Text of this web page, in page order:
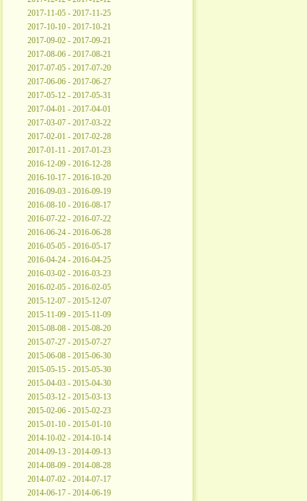
2017-11-05 - 2017-11-25
2017-10-10 - 2017-10-21
2017-09-02 - 2017-09-21
2017-08-06 - 2017-08-21
2017-07-05 - 2017-07-20
2017-06-06 - 2017-06-27
2017-05-12 - 2017-05-31
2017-04-01 - 2017-04-01
2017-03-07 - 2017-03-22
2017-02-01 - 2017-02-28
2017-01-11 - 2017-01-23
2016-12-09 - 2016-12-28
2016-10-17 - 2016-10-20
2016-09-03 - 2016-09-19
2016-08-10 - 2016-08-17
2016-07-22 - 2016-07-22
2016-06-24 - 2016-06-28
2016-05-05 - 2016-05-17
2016-04-24 - 2016-04-25
2016-03-02 - 2016-03-23
2016-02-05 - 2016-02-05
2015-12-07 - 2015-12-07
2015-11-09 - 2015-11-09
2015-08-08 - 2015-08-20
2015-07-27 - 2015-07-27
2015-06-08 - 2015-06-30
2015-05-15 - 2015-05-30
2015-04-03 - 2015-04-30
2015-03-12 - 2015-03-13
2015-02-06 - 2015-02-23
2015-01-10 - 2015-01-10
2014-10-02 - 2014-10-14
2014-09-13 - 2014-09-13
2014-08-09 - 2014-08-28
2014-07-02 - 2014-07-17
2014-06-17 - 2014-06-19